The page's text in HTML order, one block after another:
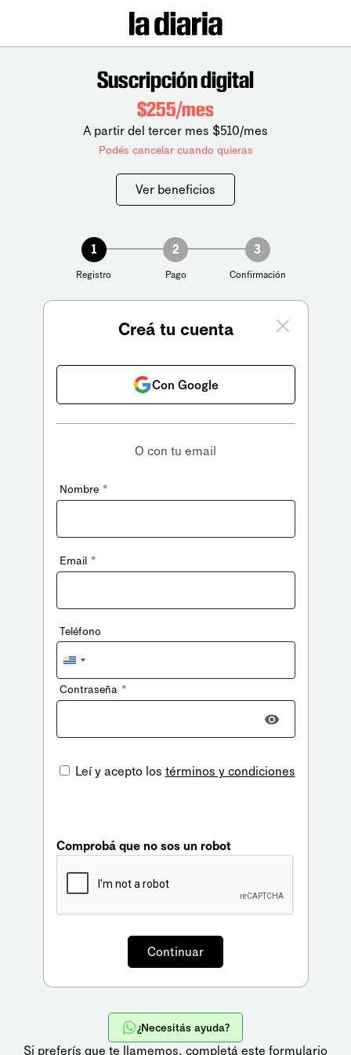
Suscripción digital
$255/mes
A partir del tercer mes $510/mes
Podés cancelar cuando quieras
Ver beneficios
1
Registro
2
Pago
3
Confirmación
Creá tu cuenta
Con Google
O con tu email
Nombre *
Email *
Teléfono
Uruguay
+598
Contraseña *
Leí y acepto los términos y condiciones
Comprobá que no sos un robot
¿Necesitás ayuda?
Si preferís que te llamemos, completá este formulario